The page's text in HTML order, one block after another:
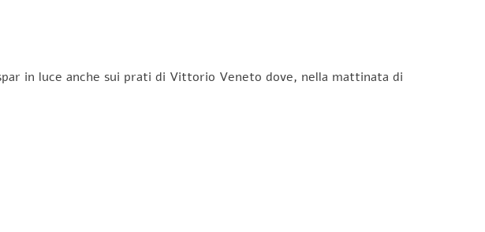
in luce anche sui prati di Vittorio Veneto dove, nella mattinata di